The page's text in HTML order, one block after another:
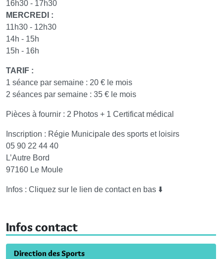
16h30 - 17h30
MERCREDI :
11h30 - 12h30
14h - 15h
15h - 16h
TARIF :
1 séance par semaine : 20 € le mois
2 séances par semaine : 35 € le mois
Pièces à fournir : 2 Photos + 1 Certificat médical
Inscription : Régie Municipale des sports et loisirs
05 90 22 44 40
L’Autre Bord
97160 Le Moule
Infos : Cliquez sur le lien de contact en bas ⬇️
Infos contact
Direction des Sports